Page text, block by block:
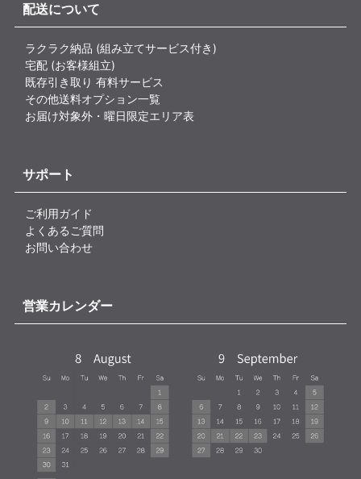
配送について
ラクラク納品 (組み立てサービス付き)
宅配 (お客様組立)
既存引き取り 有料サービス
その他送料オプション一覧
お届け対象外・曜日限定エリア表
サポート
ご利用ガイド
よくあるご質問
お問い合わせ
営業カレンダー